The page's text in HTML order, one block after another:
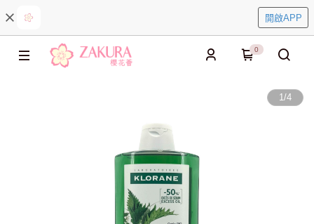
開啟APP
0
1/4